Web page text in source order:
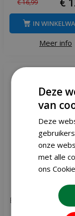
€16,99
Meer info
IN
Elho barcelona
Deze
van
Deze
onze
met alle
ons